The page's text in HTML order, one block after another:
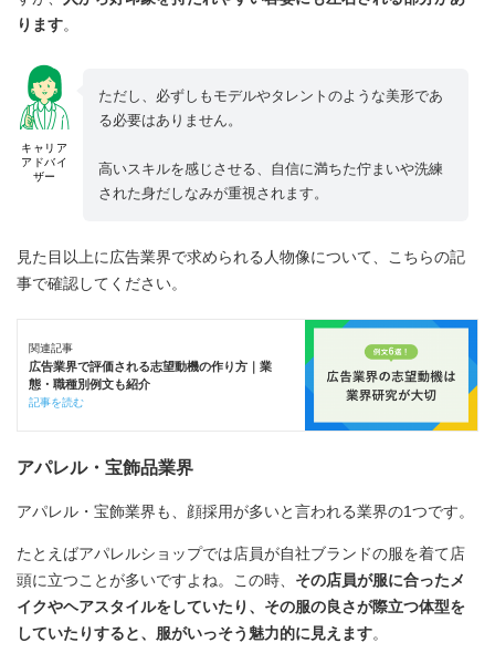
ります。
キャリア
アドバイ
ザー
ただし、必ずしもモデルやタレントのような美形であ
る必要はありません。
高いスキルを感じさせる、自信に満ちた佇まいや洗練
された身だしなみが重視されます。
見た目以上に広告業界で求められる人物像について、こちらの記
事で確認してください。
関連記事
広告業界で評価される志望動機の作り方｜業
態・職種別例文も紹介
記事を読む
アパレル・宝飾品業界
アパレル・宝飾業界も、顔採用が多いと言われる業界の1つです。
たとえばアパレルショップでは店員が自社ブランドの服を着て店
頭に立つことが多いですよね。この時、 その店員が服に合ったメ
イクやヘアスタイルをしていたり、その服の良さが際立つ体型を
していたりすると、服がいっそう魅力的に見えます。